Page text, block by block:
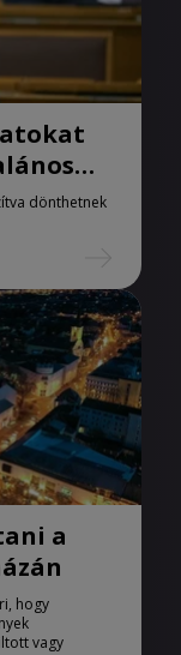
dönthetnek
a
hogy
vagy